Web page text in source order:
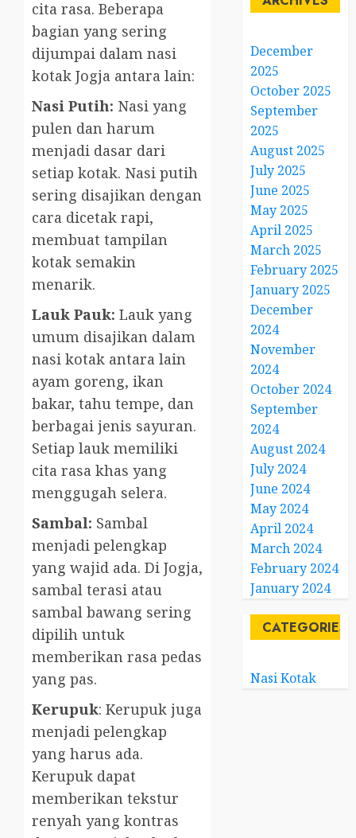
cita rasa. Beberapa
bagian yang sering
dijumpai dalam nasi
kotak Jogja antara lain:
Nasi Putih: Nasi yang
pulen dan harum
menjadi dasar dari
setiap kotak. Nasi putih
sering disajikan dengan
cara dicetak rapi,
membuat tampilan
kotak semakin
menarik.
Lauk Pauk: Lauk yang
umum disajikan dalam
nasi kotak antara lain
ayam goreng, ikan
bakar, tahu tempe, dan
berbagai jenis sayuran.
Setiap lauk memiliki
cita rasa khas yang
menggugah selera.
Sambal: Sambal
menjadi pelengkap
yang wajid ada. Di Jogja,
sambal terasi atau
sambal bawang sering
dipilih untuk
memberikan rasa pedas
yang pas.
Kerupuk: Kerupuk juga
menjadi pelengkap
yang harus ada.
Kerupuk dapat
memberikan tekstur
renyah yang kontras
December
2025
October 2025
September
2025
August 2025
July 2025
June 2025
May 2025
April 2025
March 2025
February 2025
January 2025
December
2024
November
2024
October 2024
September
2024
August 2024
July 2024
June 2024
May 2024
April 2024
March 2024
February 2024
January 2024
CATEGORIES
Nasi Kotak